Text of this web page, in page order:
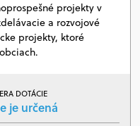
projekty v
a rozvojové
projekty, ktoré
DOTÁCIE
je určená